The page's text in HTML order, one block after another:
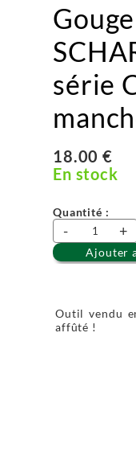
série
18.00 €
En stock
Quantité :
- +
Ajouter
Outil vendu
affûté !